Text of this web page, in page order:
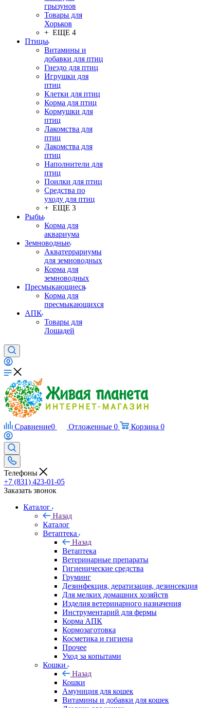
грызунов
Товары для
Хорьков
+ ЕЩЕ 4
Птицы
Витамины и
добавки для птиц
Гнездо для птиц
Игрушки для
птиц
Клетки для птиц
Корма для птиц
Кормушки для
птиц
Лакомства для
птиц
Лакомства для
птиц
Наполнители для
птиц
Поилки для птиц
Средства по
уходу для птиц
+ ЕЩЕ 3
Рыбы
Корма для
аквариума
Земноводные
Акватеррариумы
для земноводных
Корма для
земноводных
Пресмыкающиеся
Корма для
пресмыкающихся
АПК
Товары для
Лошадей
Сравнение0 Отложенные 0 Корзина 0
Телефоны
+7 (831) 423-01-05
Заказать звонок
Каталог
Назад
Каталог
Ветаптека
Назад
Ветаптека
Ветеринарные препараты
Гигиенические средства
Груминг
Дезинфекция, дератизация, дезинсекция
Для мелких домашних хозяйств
Изделия ветеринарного назначения
Инструментарий для фермы
Корма АПК
Кормозаготовка
Косметика и гигиена
Прочее
Уход за копытами
Кошки
Назад
Кошки
Амуниция для кошек
Витамины и добавки для кошек